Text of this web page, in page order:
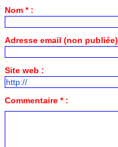
Nom * :
Adresse email (non
Site web :
Commentaire * :